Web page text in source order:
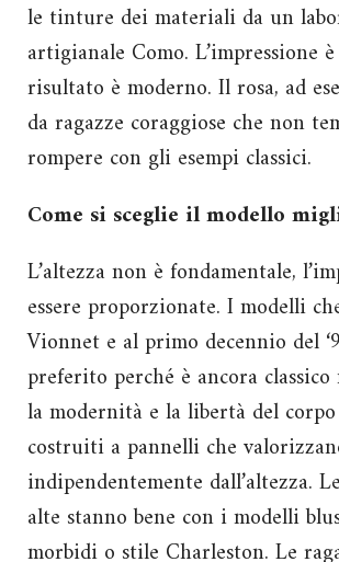
le tinture dei materiali da un
artigianale Como. L’impressione
risultato è moderno. Il rosa, ad
da ragazze coraggiose che non
rompere con gli esempi classici.
Come si sceglie il modello
L’altezza non è fondamentale,
essere proporzionate. I modelli
Vionnet e al primo decennio del
preferito perché è ancora classico
la modernità e la libertà del
costruiti a pannelli che
indipendentemente dall’altezza.
alte stanno bene con i modelli
morbidi o stile Charleston. Le